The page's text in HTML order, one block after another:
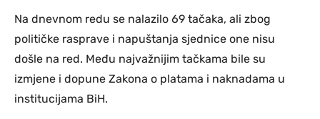
Na dnevnom redu se nalazilo 69 tačaka, ali zbog
političke rasprave i napuštanja sjednice one nisu
došle na red. Među najvažnijim tačkama bile su
izmjene i dopune Zakona o platama i naknadama u
institucijama BiH.